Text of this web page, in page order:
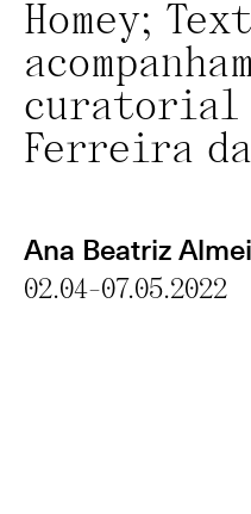
Homey;
curatorial
Ferreira
Ana Beatriz
02.04-07.05.2022